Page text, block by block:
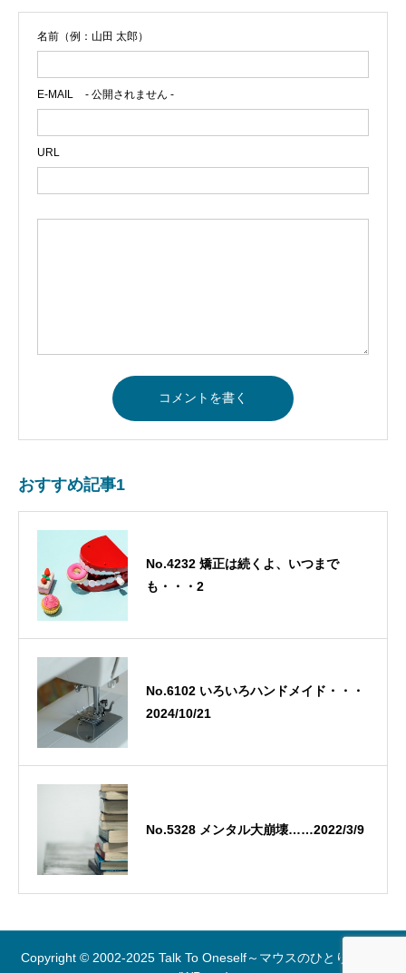
名前（例：山田 太郎）
E-MAIL - 公開されません -
URL
おすすめ記事1
No.4232 矯正は続くよ、いつまで
も・・・2
No.6102 いろいろハンドメイド・・・
2024/10/21
No.5328 メンタル大崩壊……2022/3/9
Copyright © 2002-2025 Talk To Oneself～マウスのひとりごと～